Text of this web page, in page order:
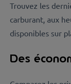
Trouvez les
carburant, aux
disponibles sur
Des